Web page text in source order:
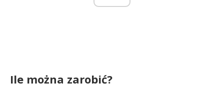
Ile można zarobić?